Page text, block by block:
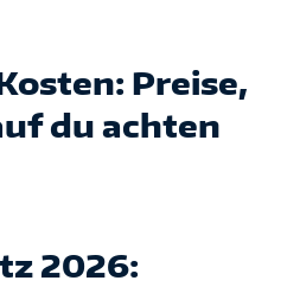
Preise,
du achten
2026: